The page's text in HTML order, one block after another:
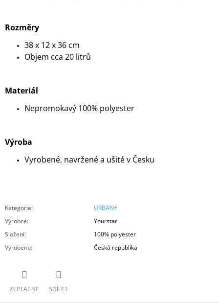
Rozměry
38 x 12 x 36 cm
Objem cca 20 litrů
Materiál
Nepromokavý 100% polyester
Výroba
Vyrobené, navržené a ušité v Česku
Kategorie:
URBAN+
Výrobce:
Yourstar
Složení:
100% polyester
Vyrobeno: Česká republika
ZEPTAT SE SDÍLET